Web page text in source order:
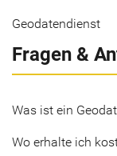
Geodatendienst
Fragen &
Was ist ein
Wo erhalte ich